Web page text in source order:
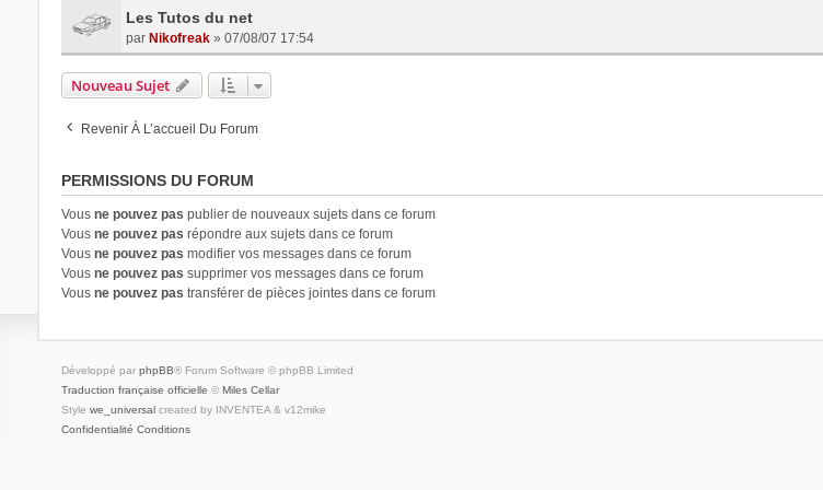
Les Tutos du net
par Nikofreak» 07/08/07 17:54
Nouveau Sujet
Revenir À L’accueil Du Forum
PERMISSIONS DU FORUM
Vous ne pouvez pas publier de nouveaux sujets dans ce forum
Vous ne pouvez pas répondre aux sujets dans ce forum
Vous ne pouvez pas modifier vos messages dans ce forum
Vous ne pouvez pas supprimer vos messages dans ce forum
Vous ne pouvez pas transférer de pièces jointes dans ce forum
Développé par phpBB® Forum Software © phpBB Limited
Traduction française officielle © Miles Cellar
Style we_universalcreated by INVENTEA & v12mike
Confidentialité Conditions